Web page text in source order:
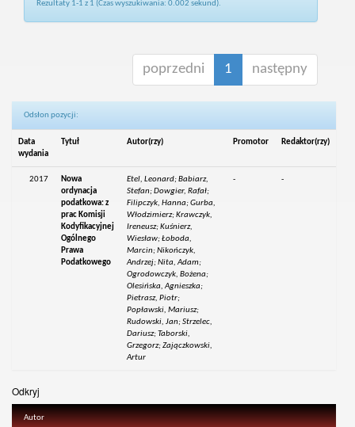
Rezultaty 1-1 z 1 (Czas wyszukiwania: 0.002 sekund).
poprzedni 1 następny
Odsłon pozycji:
Data
wydania
Tytuł Autor(rzy) Promotor Redaktor(rzy)
2017
Nowa
ordynacja
podatkowa: z
prac Komisji
Kodyfikacyjnej
Ogólnego
Prawa
Podatkowego
Etel, Leonard; Babiarz,
Stefan; Dowgier, Rafał;
Filipczyk, Hanna; Gurba,
Włodzimierz; Krawczyk,
Ireneusz; Kuśnierz,
Wiesław; Łoboda,
Marcin; Nikończyk,
Andrzej; Nita, Adam;
Ogrodowczyk, Bożena;
Olesińska, Agnieszka;
Pietrasz, Piotr;
Popławski, Mariusz;
Rudowski, Jan; Strzelec,
Dariusz; Taborski,
Grzegorz; Zajączkowski,
Artur
- -
Odkryj
Autor